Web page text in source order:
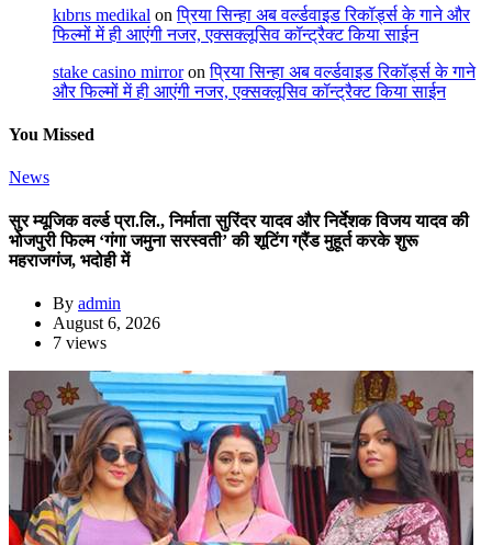
kıbrıs medikal onप्रिया सिन्हा अब वर्ल्डवाइड रिकॉर्ड्स के गाने और
फिल्मों में ही आएंगी नजर, एक्सक्लूसिव कॉन्ट्रैक्ट किया साईन
stake casino mirroronप्रिया सिन्हा अब वर्ल्डवाइड रिकॉर्ड्स के गाने
और फिल्मों में ही आएंगी नजर, एक्सक्लूसिव कॉन्ट्रैक्ट किया साईन
You Missed
News
सुर म्यूजिक वर्ल्ड प्रा.लि., निर्माता सुरिंदर यादव और निर्देशक विजय यादव की
भोजपुरी फिल्म ‘गंगा जमुना सरस्वती’ की शूटिंग ग्रैंड मुहूर्त करके शुरू
महराजगंज, भदोही में
By admin
August 6, 2026
7 views